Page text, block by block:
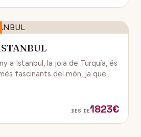
a Istanbul, la joia de Turquía, és
fascinants del món, ja que
de festa i alegría.
DES DE1823€